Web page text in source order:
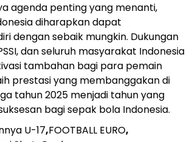
agenda penting yang menanti,
diharapkan dapat
dengan sebaik mungkin. Dukungan
dan seluruh masyarakat Indonesia
tambahan bagi para pemain
prestasi yang membanggakan di
tahun 2025 menjadi tahun yang
bagi sepak bola Indonesia.
U-17,FOOTBALL EURO,